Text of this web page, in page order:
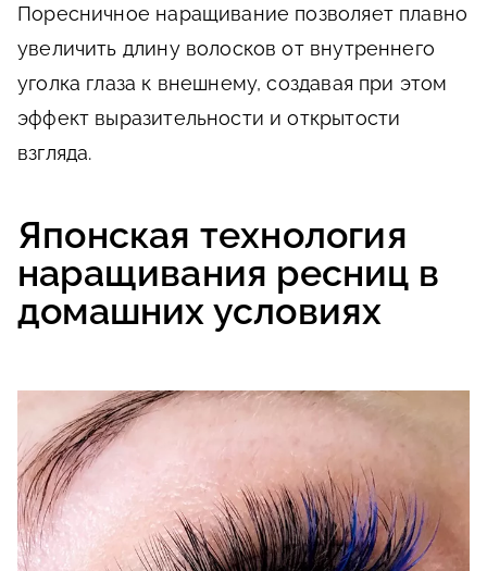
Поресничное наращивание позволяет плавно
увеличить длину волосков от внутреннего
уголка глаза к внешнему, создавая при этом
эффект выразительности и открытости
взгляда.
Японская технология
наращивания ресниц в
домашних условиях